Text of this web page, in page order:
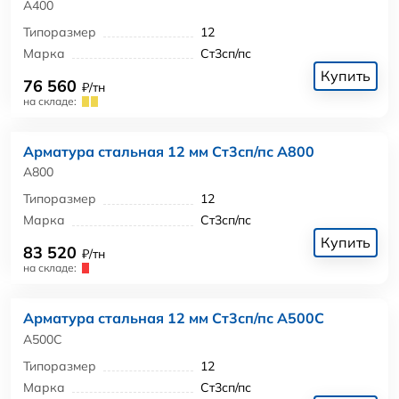
А400
Типоразмер
12
Марка
Ст3сп/пс
76 560 ₽/тн
на складе:
Купить
Арматура стальная 12 мм Ст3сп/пс А800
А800
Типоразмер
12
Марка
Ст3сп/пс
83 520 ₽/тн
на складе:
Купить
Арматура стальная 12 мм Ст3сп/пс А500С
А500С
Типоразмер
12
Марка
Ст3сп/пс